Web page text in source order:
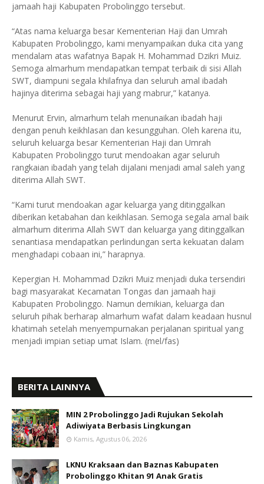
jamaah haji Kabupaten Probolinggo tersebut.
“Atas nama keluarga besar Kementerian Haji dan Umrah
Kabupaten Probolinggo, kami menyampaikan duka cita yang
mendalam atas wafatnya Bapak H. Mohammad Dzikri Muiz.
Semoga almarhum mendapatkan tempat terbaik di sisi Allah
SWT, diampuni segala khilafnya dan seluruh amal ibadah
hajinya diterima sebagai haji yang mabrur,” katanya.
Menurut Ervin, almarhum telah menunaikan ibadah haji
dengan penuh keikhlasan dan kesungguhan. Oleh karena itu,
seluruh keluarga besar Kementerian Haji dan Umrah
Kabupaten Probolinggo turut mendoakan agar seluruh
rangkaian ibadah yang telah dijalani menjadi amal saleh yang
diterima Allah SWT.
“Kami turut mendoakan agar keluarga yang ditinggalkan
diberikan ketabahan dan keikhlasan. Semoga segala amal baik
almarhum diterima Allah SWT dan keluarga yang ditinggalkan
senantiasa mendapatkan perlindungan serta kekuatan dalam
menghadapi cobaan ini,” harapnya.
Kepergian H. Mohammad Dzikri Muiz menjadi duka tersendiri
bagi masyarakat Kecamatan Tongas dan jamaah haji
Kabupaten Probolinggo. Namun demikian, keluarga dan
seluruh pihak berharap almarhum wafat dalam keadaan husnul
khatimah setelah menyempurnakan perjalanan spiritual yang
menjadi impian setiap umat Islam. (mel/fas)
BERITA LAINNYA
MIN 2 Probolinggo Jadi Rujukan Sekolah
Adiwiyata Berbasis Lingkungan
Kamis, Agustus 06, 2026
LKNU Kraksaan dan Baznas Kabupaten
Probolinggo Khitan 91 Anak Gratis